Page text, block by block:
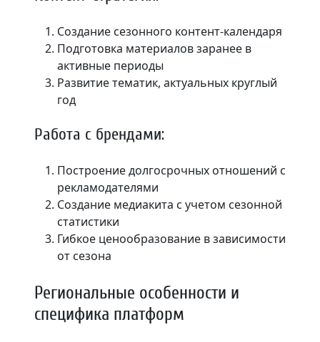
Создание сезонного контент-календаря
Подготовка материалов заранее в
активные периоды
Развитие тематик, актуальных круглый
год
Работа с брендами:
Построение долгосрочных отношений с
рекламодателями
Создание медиакита с учетом сезонной
статистики
Гибкое ценообразование в зависимости
от сезона
Региональные особенности и
специфика платформ